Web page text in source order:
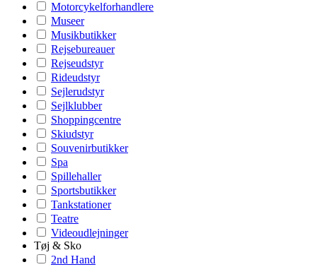
Motorcykelforhandlere
Museer
Musikbutikker
Rejsebureauer
Rejseudstyr
Rideudstyr
Sejlerudstyr
Sejlklubber
Shoppingcentre
Skiudstyr
Souvenirbutikker
Spa
Spillehaller
Sportsbutikker
Tankstationer
Teatre
Videoudlejninger
Tøj & Sko
2nd Hand